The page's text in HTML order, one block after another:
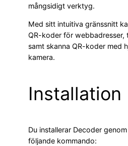
mångsidigt verktyg.
Med sitt intuitiva gränssnitt
QR-koder för webbadresser,
samt skanna QR-koder med
kamera.
Installation
Du installerar Decoder
följande kommando: